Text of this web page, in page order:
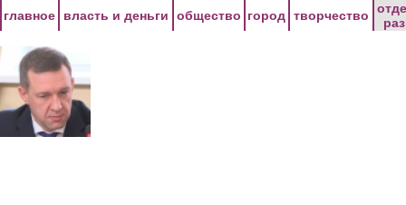
главное власть и деньги общество город творчество